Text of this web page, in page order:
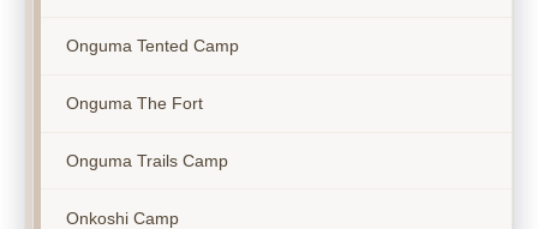
Onguma Tented Camp
Onguma The Fort
Onguma Trails Camp
Onkoshi Camp